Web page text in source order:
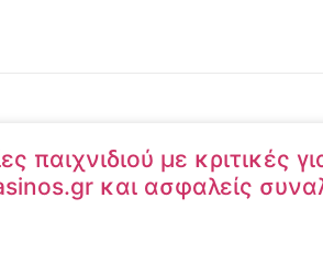
παιχνιδιού με κριτικές
και ασφαλείς